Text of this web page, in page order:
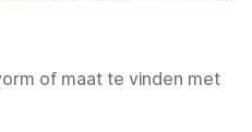
of maat te vinden met